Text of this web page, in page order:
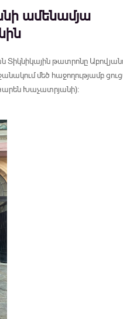
ամենամյա
Տիկնիկային թատրոնը
մեծ հաջողությամբ
Կարեն Խաչատրյանի):